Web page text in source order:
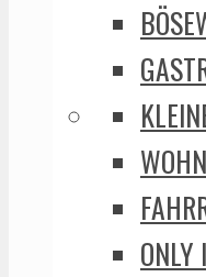
ONLY